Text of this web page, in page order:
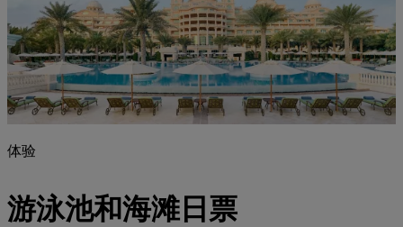
体验
游泳池和海滩日票